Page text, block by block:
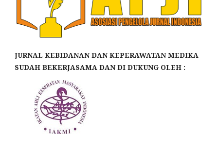
JURNAL KEBIDANAN DAN KEPERAWATAN MEDIKA
SUDAH BEKERJASAMA DAN DI DUKUNG OLEH :